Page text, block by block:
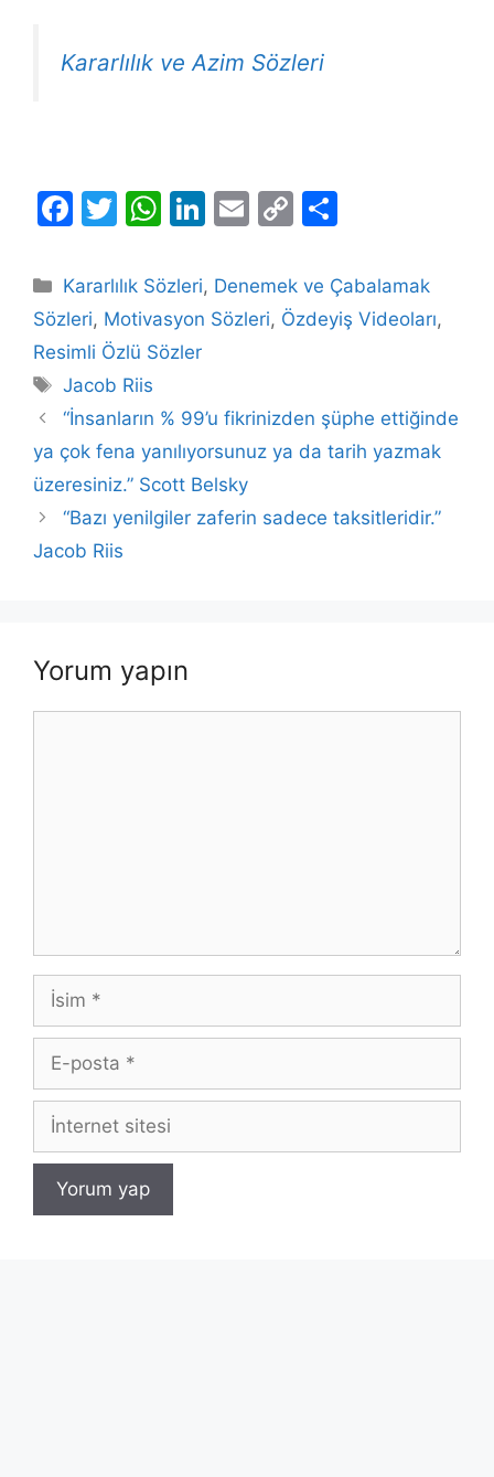
Kararlılık ve Azim Sözleri
F
c
e
b
o
o
k
T
itt
er
W
at
s
A
p
Li
k
e
E
ai
l
C
p
y
k
ar
e
Kategoriler
Kararlılık Sözleri, Denemek ve Çabalamak
Sözleri, Motivasyon Sözleri, Özdeyiş Videoları,
Resimli Özlü Sözler
Etiketler
Jacob Riis
“İnsanların % 99’u fikrinizden şüphe ettiğinde
ya çok fena yanılıyorsunuz ya da tarih yazmak
üzeresiniz.” Scott Belsky
“Bazı yenilgiler zaferin sadece taksitleridir.”
Jacob Riis
Yorum yapın
İsim
posta
İnternet
sitesi